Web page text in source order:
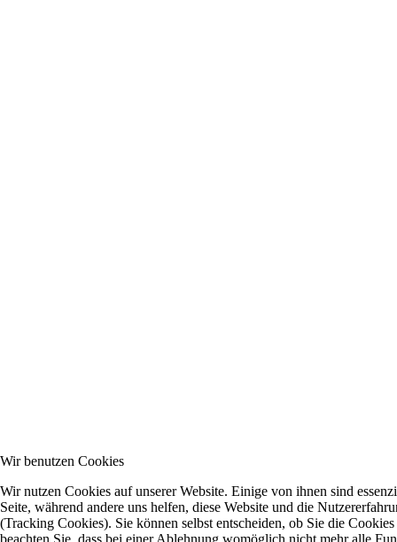
Wir benutzen Cookies
Wir nutzen Cookies auf unserer Website. Einige von ihnen sind
Seite, während andere uns helfen, diese Website und die
(Tracking Cookies). Sie können selbst entscheiden, ob Sie die
beachten Sie, dass bei einer Ablehnung womöglich nicht mehr alle